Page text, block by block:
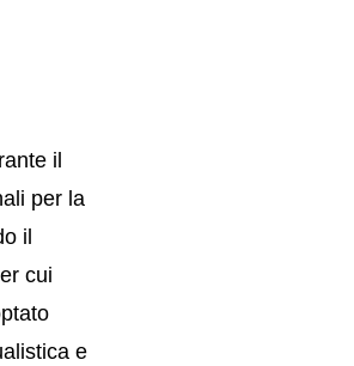
il
per la
il
cui
e